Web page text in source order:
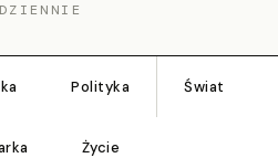
Polityka Świat
Życie